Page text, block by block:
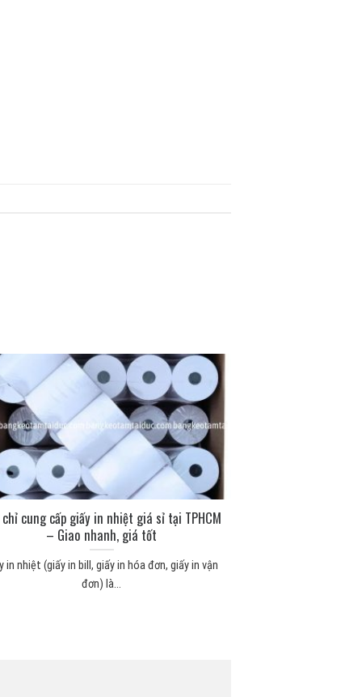
cung cấp giấy in nhiệt giá sỉ tại TPHCM
– Giao nhanh, giá tốt
in nhiệt (giấy in bill, giấy in hóa đơn, giấy in vận
đơn) là...